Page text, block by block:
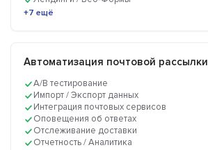
+7 ещё
Автоматизация почтовой рассылки
A/B тестирование
Импорт / Экспорт данных
Интеграция почтовых сервисов
Оповещения об ответах
Отслеживание доставки
Отчетность / Аналитика